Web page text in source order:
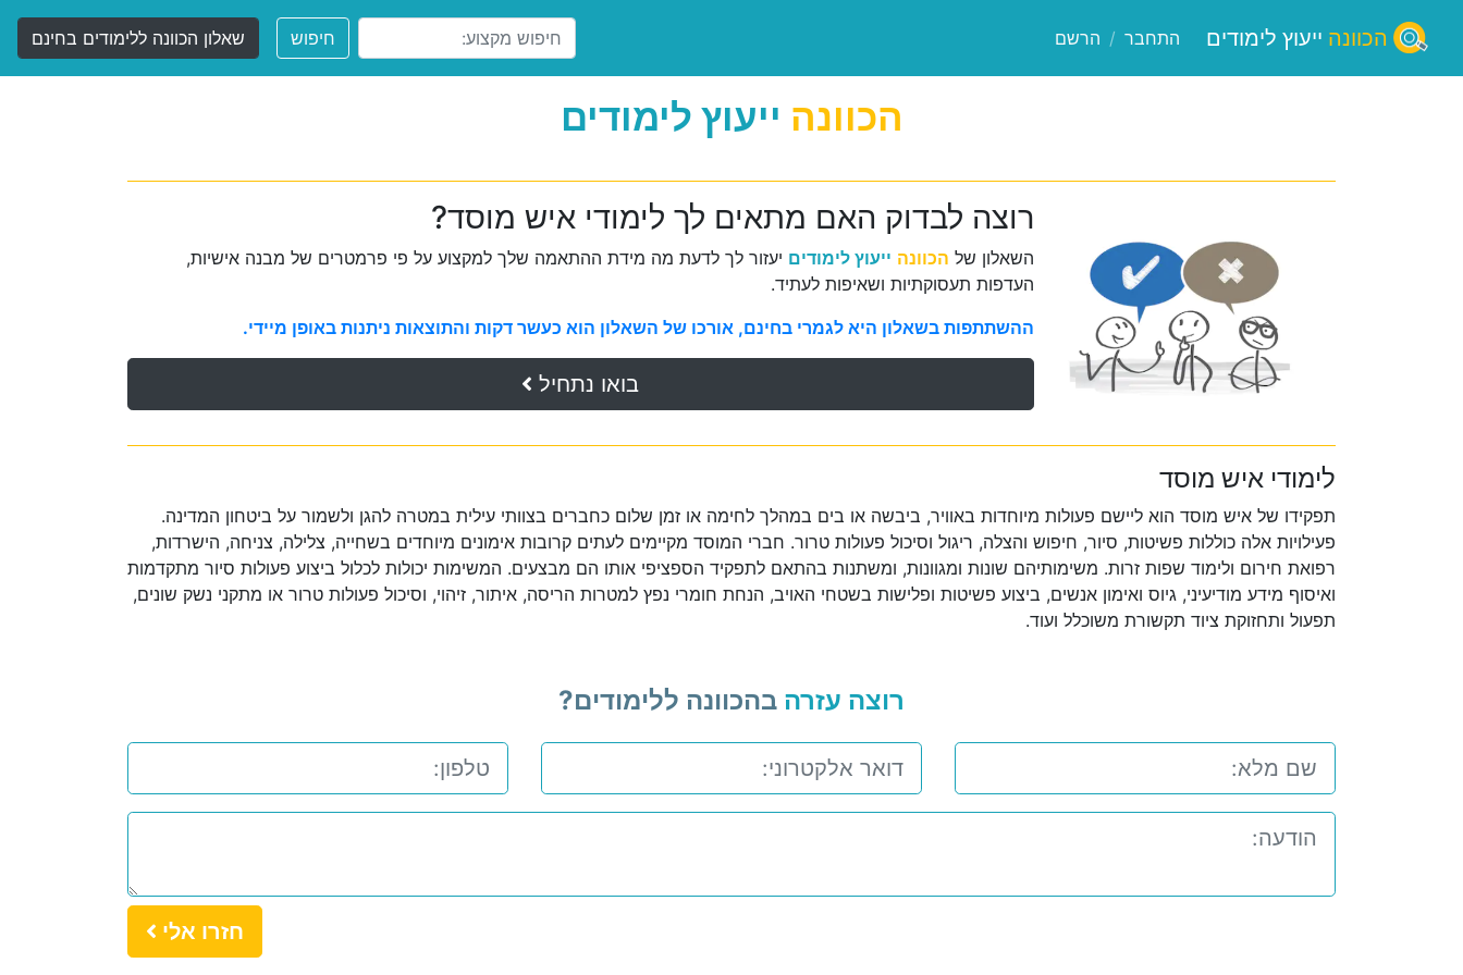
הכוונה ייעוץ לימודים התחבר / הרשם חיפוש שאלון הכוונה ללימודים בחינם
הכוונה ייעוץ לימודים
רוצה לבדוק האם מתאים לך לימודי איש מוסד?
השאלון של הכוונה ייעוץ לימודים יעזור לך לדעת מה מידת ההתאמה שלך למקצוע על פי פרמטרים של מבנה אישיות,
העדפות תעסוקתיות ושאיפות לעתיד.
ההשתתפות בשאלון היא לגמרי בחינם, אורכו של השאלון הוא כעשר דקות והתוצאות ניתנות באופן מיידי.
בואו נתחיל
לימודי איש מוסד
תפקידו של איש מוסד הוא ליישם פעולות מיוחדות באוויר, ביבשה או בים במהלך לחימה או זמן שלום כחברים בצוותי עילית במטרה להגן ולשמור על ביטחון המדינה.
פעילויות אלה כוללות פשיטות, סיור, חיפוש והצלה, ריגול וסיכול פעולות טרור. חברי המוסד מקיימים לעתים קרובות אימונים מיוחדים בשחייה, צלילה, צניחה, הישרדות,
רפואת חירום ולימוד שפות זרות. משימותיהם שונות ומגוונות, ומשתנות בהתאם לתפקיד הספציפי אותו הם מבצעים. המשימות יכולות לכלול ביצוע פעולות סיור מתקדמות
ואיסוף מידע מודיעיני, גיוס ואימון אנשים, ביצוע פשיטות ופלישות בשטחי האויב, הנחת חומרי נפץ למטרות הריסה, איתור, זיהוי, וסיכול פעולות טרור או מתקני נשק שונים,
תפעול ותחזוקת ציוד תקשורת משוכלל ועוד.
רוצה עזרה בהכוונה ללימודים?
חזרו אלי